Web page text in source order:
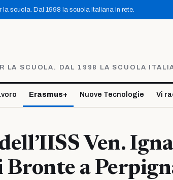
la scuola. Dal 1998 la scuola italiana in rete.
LA SCUOLA. DAL 1998 LA SCUOLA
Erasmus+ Nuove Tecnologie Vi
Ven.
Bronte a